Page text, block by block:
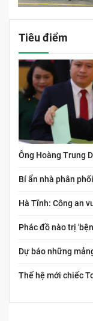
Tiêu điểm
Ông Hoàng Trung
Bí ẩn nhà phân
Hà Tĩnh: Công an
Phác đồ nào trị
Dự báo những
Thế hệ mới chiếc